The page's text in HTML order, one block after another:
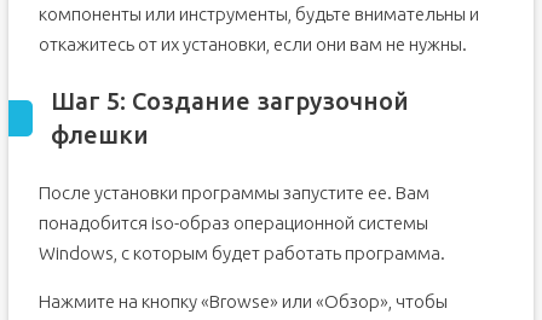
компоненты или инструменты, будьте внимательны и
откажитесь от их установки, если они вам не нужны.
Шаг 5: Создание загрузочной
флешки
После установки программы запустите ее. Вам
понадобится iso-образ операционной системы
Windows, с которым будет работать программа.
Нажмите на кнопку «Browse» или «Обзор», чтобы